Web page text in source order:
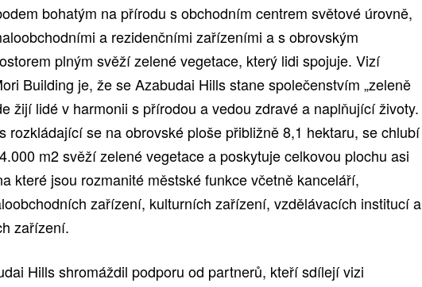
bohatým na přírodu s obchodním centrem světové úrovně,
a rezidenčními zařízeními a s obrovským
plným svěží zelené vegetace, který lidi spojuje. Vizí
Building je, že se Azabudai Hills stane společenstvím „zeleně
žijí lidé v harmonii s přírodou a vedou zdravé a naplňující životy.
rozkládající se na obrovské ploše přibližně 8,1 hektaru, se chlubí
m2 svěží zelené vegetace a poskytuje celkovou plochu asi
které jsou rozmanité městské funkce včetně kanceláří,
zařízení, kulturních zařízení, vzdělávacích institucí a
zařízení.
Hills shromáždil podporu od partnerů, kteří sdílejí vizi